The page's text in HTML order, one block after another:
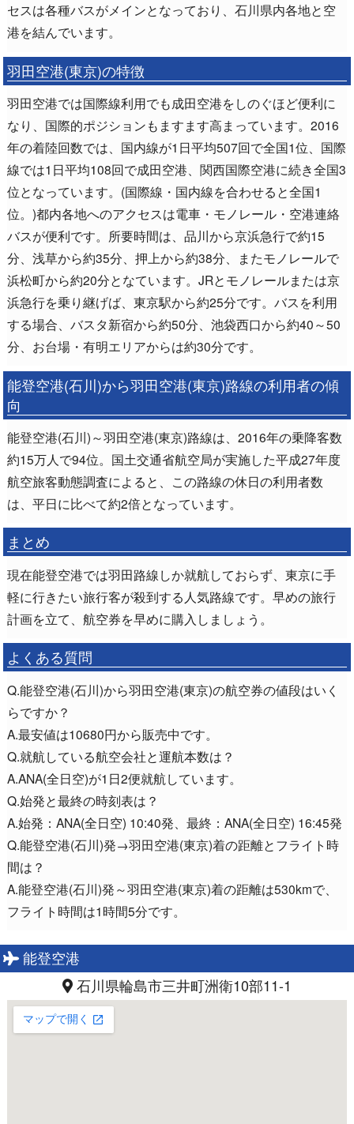
セスは各種バスがメインとなっており、石川県内各地と空
港を結んでいます。
羽田空港(東京)の特徴
羽田空港では国際線利用でも成田空港をしのぐほど便利に
なり、国際的ポジションもますます高まっています。2016
年の着陸回数では、国内線が1日平均507回で全国1位、国際
線では1日平均108回で成田空港、関西国際空港に続き全国3
位となっています。(国際線・国内線を合わせると全国1
位。)都内各地へのアクセスは電車・モノレール・空港連絡
バスが便利です。所要時間は、品川から京浜急行で約15
分、浅草から約35分、押上から約38分、またモノレールで
浜松町から約20分となています。JRとモノレールまたは京
浜急行を乗り継げば、東京駅から約25分です。バスを利用
する場合、バスタ新宿から約50分、池袋西口から約40～50
分、お台場・有明エリアからは約30分です。
能登空港(石川)から羽田空港(東京)路線の利用者の傾
向
能登空港(石川)～羽田空港(東京)路線は、2016年の乗降客数
約15万人で94位。国土交通省航空局が実施した平成27年度
航空旅客動態調査によると、この路線の休日の利用者数
は、平日に比べて約2倍となっています。
まとめ
現在能登空港では羽田路線しか就航しておらず、東京に手
軽に行きたい旅行客が殺到する人気路線です。早めの旅行
計画を立て、航空券を早めに購入しましょう。
よくある質問
Q.能登空港(石川)から羽田空港(東京)の航空券の値段はいく
らですか？
A.最安値は10680円から販売中です。
Q.就航している航空会社と運航本数は？
A.ANA(全日空)が1日2便就航しています。
Q.始発と最終の時刻表は？
A.始発：ANA(全日空) 10:40発、最終：ANA(全日空) 16:45発
Q.能登空港(石川)発→羽田空港(東京)着の距離とフライト時
間は？
A.能登空港(石川)発～羽田空港(東京)着の距離は530kmで、
フライト時間は1時間5分です。
能登空港
石川県輪島市三井町洲衛10部11-1